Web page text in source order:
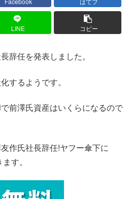
LINE コピー
辞任を発表しました。
するようです。
前澤氏資産はいくらになるので
作氏社長辞任!ヤフー傘下に
す。